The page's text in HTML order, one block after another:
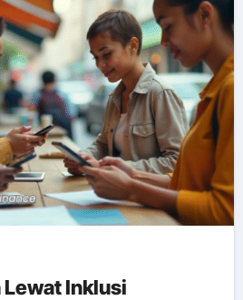
Lewat Inklusi